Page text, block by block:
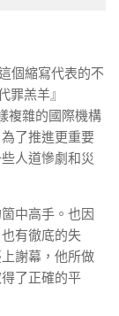
個縮寫代表的不
罪羔羊』
複雜的國際機構
了推進更重要
人道慘劇和災
中高手。也因
有徹底的失
謝幕，他所做
了正確的平